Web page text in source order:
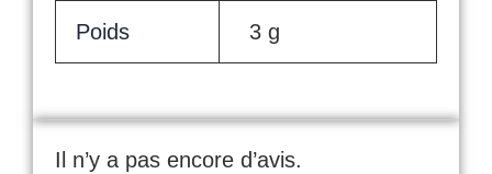
Poids 3 g
Il n’y a pas encore d’avis.